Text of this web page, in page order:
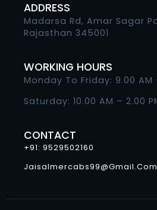
ADDRESS
Madarsa Rd, Amar Sagar
Rajasthan 345001
WORKING HOURS
Monday To Friday: 9.00 AM
Saturday: 10.00 AM – 2.00
CONTACT
+91: 9529502160
Jaisalmercabs99@gmail.com